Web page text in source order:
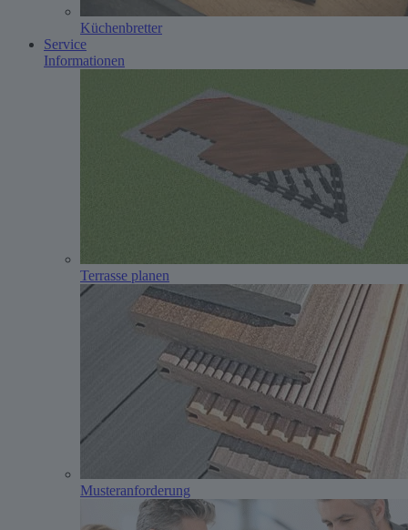
Küchenbretter
Service
Informationen
Terrasse planen
Musteranforderung